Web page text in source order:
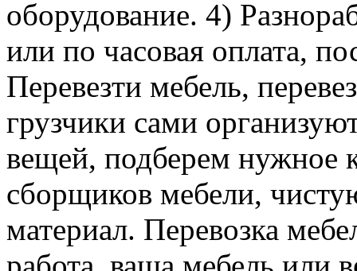
оборудование. 4)
или по часовая оплата,
Перевезти мебель,
грузчики сами
вещей, подберем нужное
сборщиков мебели,
материал. Перевозка